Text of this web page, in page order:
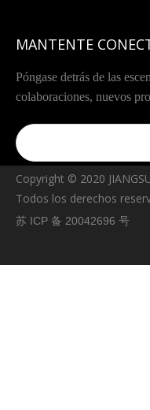
MANTENTE
Póngase detrás de las
colaboraciones, nuevos
Copyright © ️2020
Todos los derechos
苏 ICP 备 20042696 号